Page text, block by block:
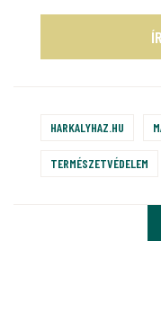
HARKALYHAZ.HU
TERMÉSZETVÉDELEM